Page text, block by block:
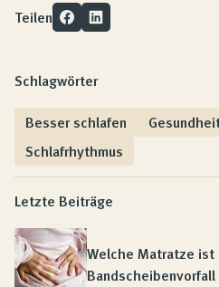
Teilen
Schlagwörter
Besser schlafen
Schlafrhythmus
Letzte Beiträge
Welche Matratze ist